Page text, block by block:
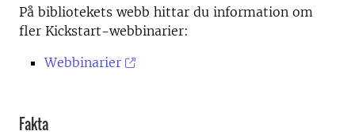
På bibliotekets webb hittar du information om
fler Kickstart-webbinarier:
Webbinarier
Fakta